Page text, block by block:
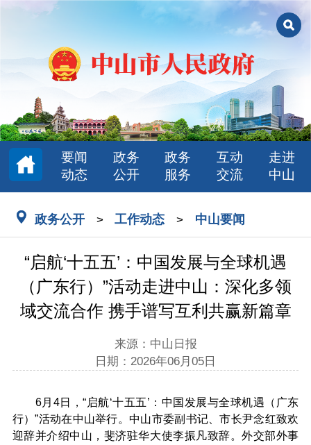
要闻
动态
政务
公开
政务
服务
互动
交流
走进
中山
政务公开 > 工作动态 > 中山要闻
“启航‘十五五’：中国发展与全球机遇
（广东行）”活动走进中山：深化多领
域交流合作 携手谱写互利共赢新篇章
来源：中山日报
日期：2026年06月05日
6月4日，“启航‘十五五’：中国发展与全球机遇（广东
行）”活动在中山举行。中山市委副书记、市长尹念红致欢
迎辞并介绍中山，斐济驻华大使李振凡致辞。外交部外事